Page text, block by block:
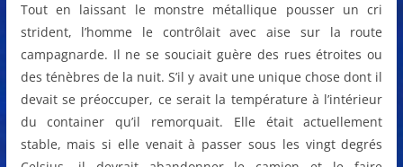
Tout en laissant le monstre métallique pousser un cri
strident, l’homme le contrôlait avec aise sur la route
campagnarde. Il ne se souciait guère des rues étroites ou
des ténèbres de la nuit. S’il y avait une unique chose dont il
devait se préoccuper, ce serait la température à l’intérieur
du container qu’il remorquait. Elle était actuellement
stable, mais si elle venait à passer sous les vingt degrés